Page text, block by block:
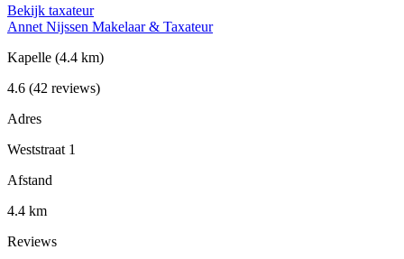
Bekijk taxateur
Annet Nijssen Makelaar & Taxateur
Kapelle (4.4 km)
4.6 (42 reviews)
Adres
Weststraat 1
Afstand
4.4 km
Reviews